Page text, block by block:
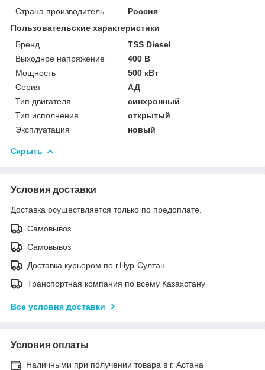
Страна производитель
Россия
Пользовательские характеристики
Бренд
TSS Diesel
Выходное напряжение
400 В
Мощность
500 кВт
Серия
АД
Тип двигателя
синхронный
Тип исполнения
открытый
Эксплуатация
новый
Скрыть
Условия доставки
Доставка осуществляется только по предоплате.
Самовывоз
Самовывоз
Доставка курьером по г.Нур-Султан
Транспортная компания по всему Казахстану
Все условия доставки
Условия оплаты
Наличными при получении товара в г. Астана